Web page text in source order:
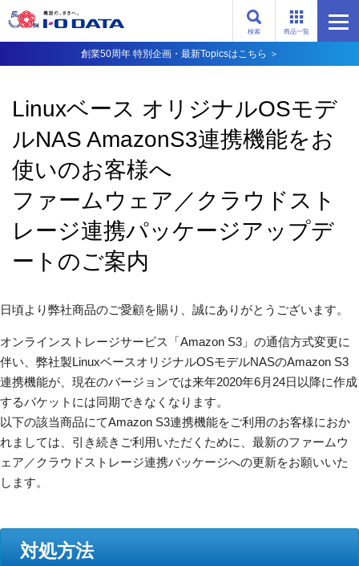
商品一覧
検索
創業50周年 特別企画・最新Topicsはこちら ＞
Linuxベース オリジナルOSモデ
ルNAS AmazonS3連携機能をお
使いのお客様へ
ファームウェア／クラウドスト
レージ連携パッケージアップデ
ートのご案内
日頃より弊社商品のご愛顧を賜り、誠にありがとうございます。
オンラインストレージサービス「Amazon S3」の通信方式変更に
伴い、弊社製LinuxベースオリジナルOSモデルNASのAmazon S3
連携機能が、現在のバージョンでは来年2020年6月24日以降に作成
するバケットには同期できなくなります。
以下の該当商品にてAmazon S3連携機能をご利用のお客様におか
れましては、引き続きご利用いただくために、最新のファームウ
ェア／クラウドストレージ連携パッケージへの更新をお願いいた
します。
対処方法